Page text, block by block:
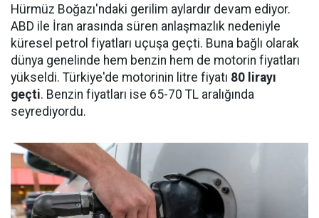
Hürmüz Boğazı'ndaki gerilim aylardır devam ediyor.
ABD ile İran arasında süren anlaşmazlık nedeniyle
küresel petrol fiyatları uçuşa geçti. Buna bağlı olarak
dünya genelinde hem benzin hem de motorin fiyatları
yükseldi. Türkiye'de motorinin litre fiyatı 80 lirayı
geçti. Benzin fiyatları ise 65-70 TL aralığında
seyrediyordu.